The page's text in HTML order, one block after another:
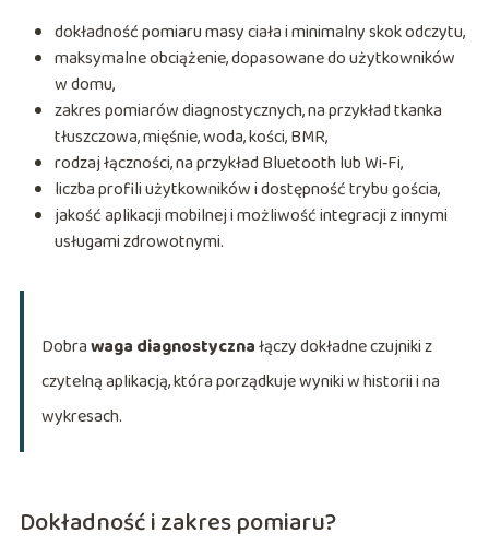
dokładność pomiaru masy ciała i minimalny skok odczytu,
maksymalne obciążenie, dopasowane do użytkowników
w domu,
zakres pomiarów diagnostycznych, na przykład tkanka
tłuszczowa, mięśnie, woda, kości, BMR,
rodzaj łączności, na przykład Bluetooth lub Wi‑Fi,
liczba profili użytkowników i dostępność trybu gościa,
jakość aplikacji mobilnej i możliwość integracji z innymi
usługami zdrowotnymi.
Dobrawaga diagnostycznałączy dokładne czujniki z
czytelną aplikacją, która porządkuje wyniki w historii i na
wykresach.
Dokładność i zakres pomiaru?